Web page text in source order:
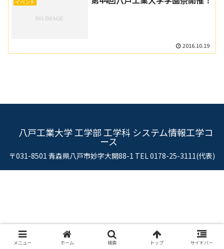
イベント
2016.10.19
八戸工業大学 工学部 工学科 システム情報工学コ
ース
〒031-8501 青森県八戸市妙字大開88-1 TEL 0178-25-3111(代表)
メニュー ホーム 検索 トップ サイドバー